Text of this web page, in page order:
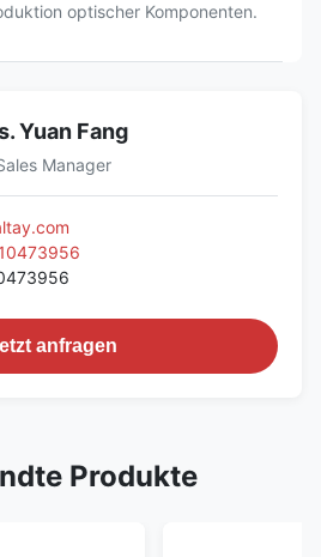
optischer Komponenten.
Yuan Fang
Manager
anfragen
Produkte